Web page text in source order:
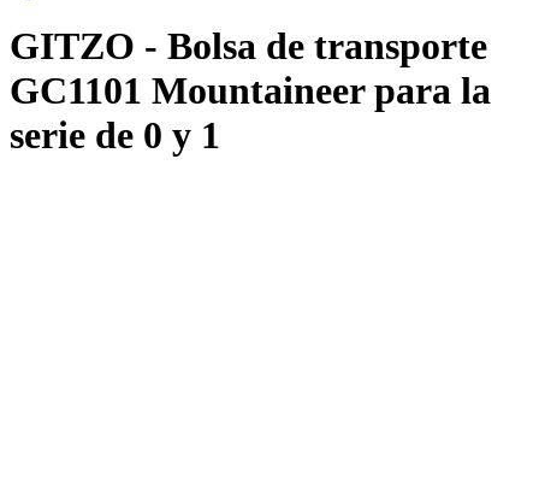
GITZO - Bolsa de transporte
GC1101 Mountaineer para la
serie de 0 y 1